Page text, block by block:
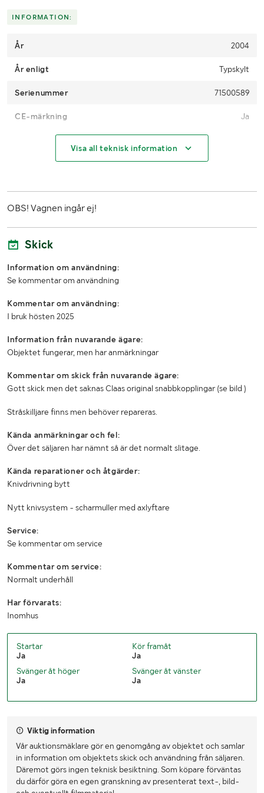
Skicka en finansieringsförfrågan här
INFORMATION:
År 2004
År enligt Typskylt
Serienummer 71500589
CE-märkning Ja
MÅTT OCH VIKT:
Höjd (m)
LASTHJÄLPSINFORMATION:
Information om
lasthjälp
Visa all teknisk information
OBS! Vagnen ingår ej!
Skick
Information om användning:
Se kommentar om användning
Kommentar om användning:
I bruk hösten 2025
Information från nuvarande ägare:
Objektet fungerar, men har anmärkningar
Kommentar om skick från nuvarande ägare:
Gott skick men det saknas Claas original snabbkopplingar (se bild )
Stråskilljare finns men behöver repareras.
Kända anmärkningar och fel:
Över det säljaren har nämnt så är det normalt slitage.
Kända reparationer och åtgärder:
Knivdrivning bytt
Nytt knivsystem - scharmuller med axlyftare
Service:
Se kommentar om service
Kommentar om service:
Normalt underhåll
Har förvarats:
Inomhus
Startar
Ja
Kör framåt
Ja
Svänger åt höger
Ja
Svänger åt vänster
Ja
Viktig information
Vår auktionsmäklare gör en genomgång av objektet och samlar
in information om objektets skick och användning från säljaren.
Däremot görs ingen teknisk besiktning. Som köpare förväntas
du därför göra en egen granskning av presenterat text-, bild-